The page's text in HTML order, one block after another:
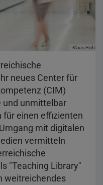
Klaus Pichler
neues Center für
(CIM)
und unmittelbar
für einen effizienten
mit digitalen
vermitteln
"Teaching Library"
weitreichendes